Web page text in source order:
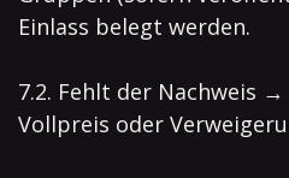
Einlass belegt werden.
7.2. Fehlt der Nachweis
Vollpreis oder